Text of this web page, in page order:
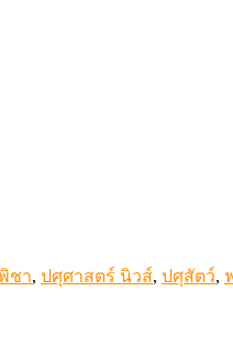
ชา, ปศุศาสตร์ นิวส์, ปศุสัตว์,